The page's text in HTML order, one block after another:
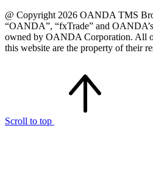
@ Copyright 2026 OANDA TMS
“OANDA”, “fxTrade” and
owned by OANDA Corporation. All
this website are the property of their
Scroll to top